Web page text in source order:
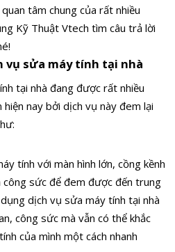
tâm chung của rất nhiều
Kỹ Thuật Vtech tìm câu trả lời
vụ sửa máy tính tại nhà
tại nhà đang được rất nhiều
nay bởi dịch vụ này đem lại
tính với màn hình lớn, cồng kềnh
sức để đem được đến trung
dịch vụ sửa máy tính tại nhà
công sức mà vẫn có thể khắc
của mình một cách nhanh